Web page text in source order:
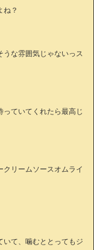
ね？
うな雰囲気じゃないっス
ていてくれたら最高じ
リームソースオムライ
いて、噛むととってもジ